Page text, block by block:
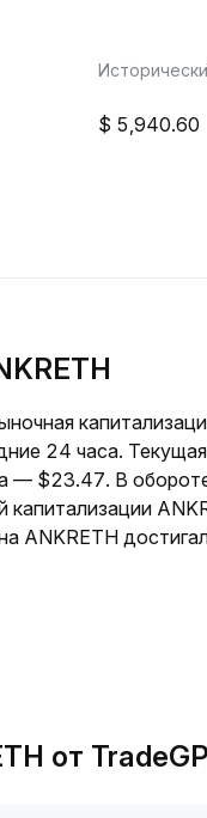
5,940.60
24 часа.
— $23.47. В
ANKRETH
от